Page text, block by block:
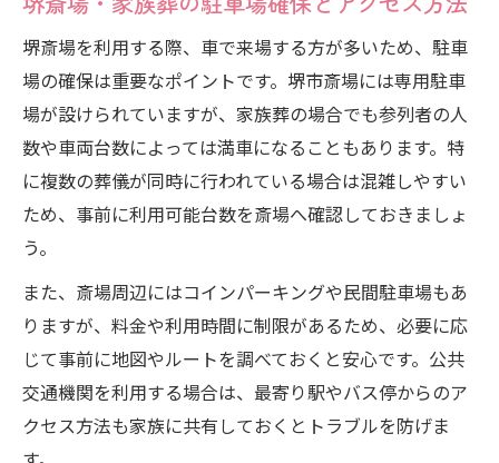
堺斎場を利用する際、車で来場する方が多いため、駐車
場の確保は重要なポイントです。堺市斎場には専用駐車
場が設けられていますが、家族葬の場合でも参列者の人
数や車両台数によっては満車になることもあります。特
に複数の葬儀が同時に行われている場合は混雑しやすい
ため、事前に利用可能台数を斎場へ確認しておきましょ
う。
また、斎場周辺にはコインパーキングや民間駐車場もあ
りますが、料金や利用時間に制限があるため、必要に応
じて事前に地図やルートを調べておくと安心です。公共
交通機関を利用する場合は、最寄り駅やバス停からのア
クセス方法も家族に共有しておくとトラブルを防げま